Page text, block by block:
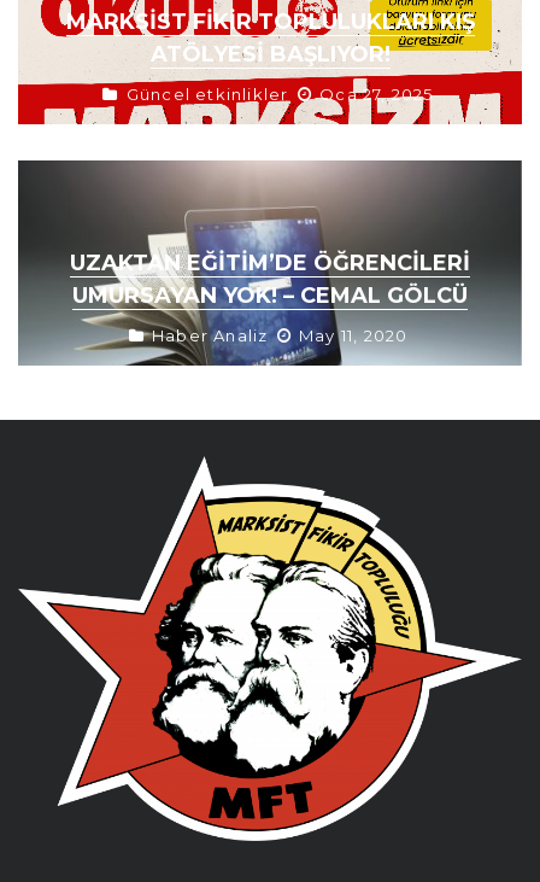
MARKSIST FIKIR TOPLULUKLARI KIŞ
ATÖLYESI BAŞLIYOR!
Güncel etkinlikler Oca 27, 2025
UZAKTAN EĞITIM’DE ÖĞRENCILERI
UMURSAYAN YOK! – CEMAL GÖLCÜ
Haber Analiz May 11, 2020